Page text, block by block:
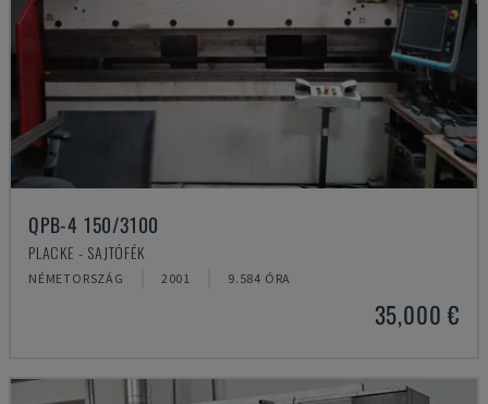
QPB-4 150/3100
PLACKE - SAJTÓFÉK
NÉMETORSZÁG 2001 9.584 ÓRA
35,000 €